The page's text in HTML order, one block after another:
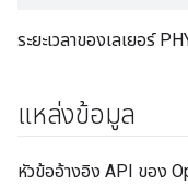
ระยะเวลาของเลเยอร์
แหล่งข้อมูล
หัวข้ออ้างอิง API ของ